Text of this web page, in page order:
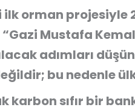
orman projesiyle
Mustafa
adımları
bu nedenle
karbon sıfır bir